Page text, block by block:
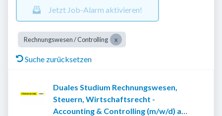
Jetzt Job-Alarm aktivieren!
Rechnungswesen / Controlling
Suche zurücksetzen
Duales Studium Rechnungswesen,
Steuern, Wirtschaftsrecht -
Accounting & Controlling (m/w/d) ab